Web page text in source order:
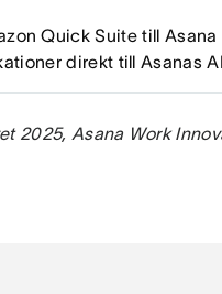
Quick Suite till
direkt till Asanas
2025, Asana Work